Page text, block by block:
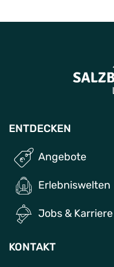
ENTDECKEN
Angebote
Erlebniswelten
Jobs & Karriere
KONTAKT